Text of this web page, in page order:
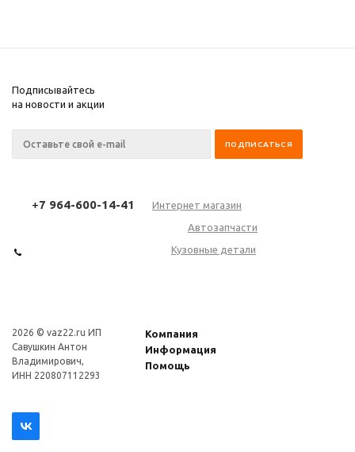
Подписывайтесь
на новости и акции
+7 964-600-14-41
Интернет магазин
Автозапчасти
Кузовные детали
2026 © vaz22.ru ИП
Савушкин Антон
Владимирович,
ИНН 220807112293
Компания
Информация
Помощь